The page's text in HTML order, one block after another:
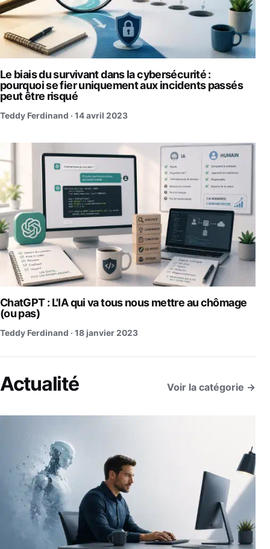
Le biais du survivant dans la cybersécurité :
pourquoi se fier uniquement aux incidents passés
peut être risqué
Teddy Ferdinand · 14 avril 2023
ChatGPT : L'IA qui va tous nous mettre au chômage
(ou pas)
Teddy Ferdinand · 18 janvier 2023
Actualité Voir la catégorie →